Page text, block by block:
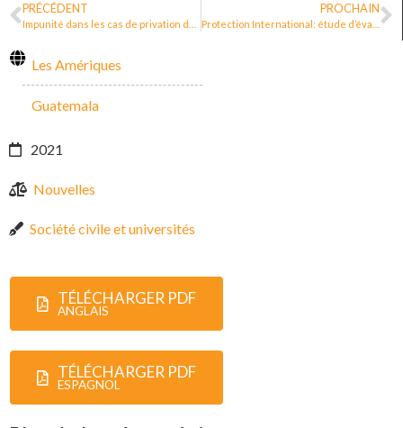
PRÉCÉDENT PROCHAIN
Les Amériques
Guatemala
2021
Nouvelles
Société civile et universités
TÉLÉCHARGER PDF
ANGLAIS
TÉLÉCHARGER PDF
ESPAGNOL